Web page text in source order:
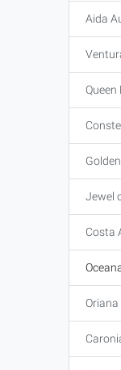
Aida
Queen
Jewel
Costa
Oriana